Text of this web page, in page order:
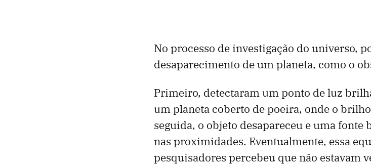
No processo de investigação do universo,
desaparecimento de um planeta, como o
Primeiro, detectaram um ponto de luz
um planeta coberto de poeira, onde o
seguida, o objeto desapareceu e uma
nas proximidades. Eventualmente, essa
pesquisadores percebeu que não estavam